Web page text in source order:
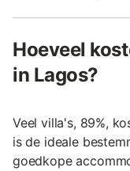
Hoeveel
in Lagos?
Veel villa's, 89%,
is de ideale
goedkope